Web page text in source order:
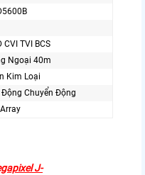
CVI TVI BCS
Ngoại 40m
Kim Loại
Động Chuyển Động
J-